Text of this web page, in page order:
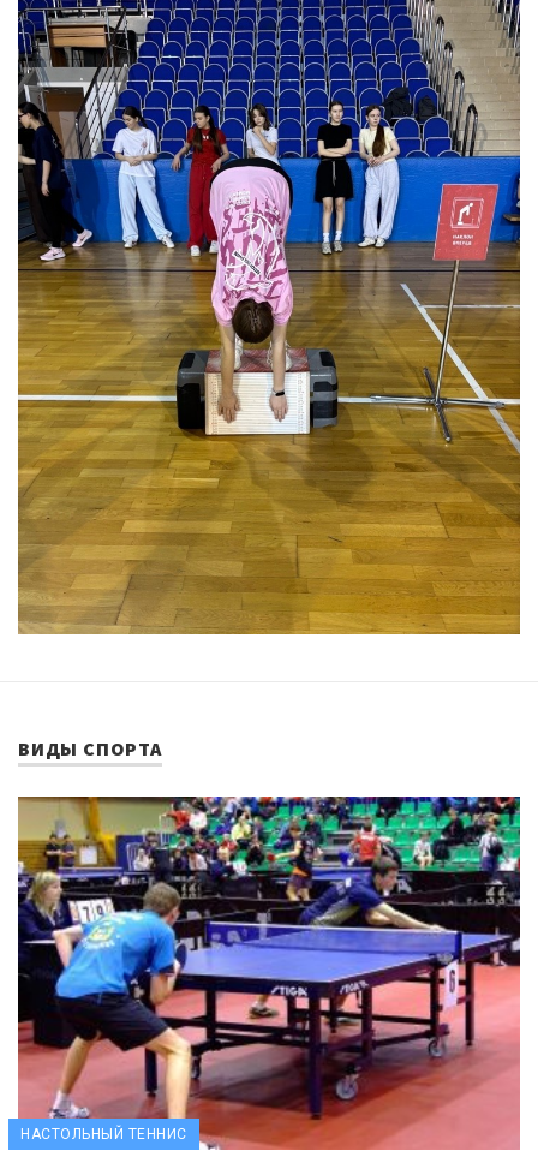
ВИДЫ СПОРТА
НАСТОЛЬНЫЙ ТЕННИС